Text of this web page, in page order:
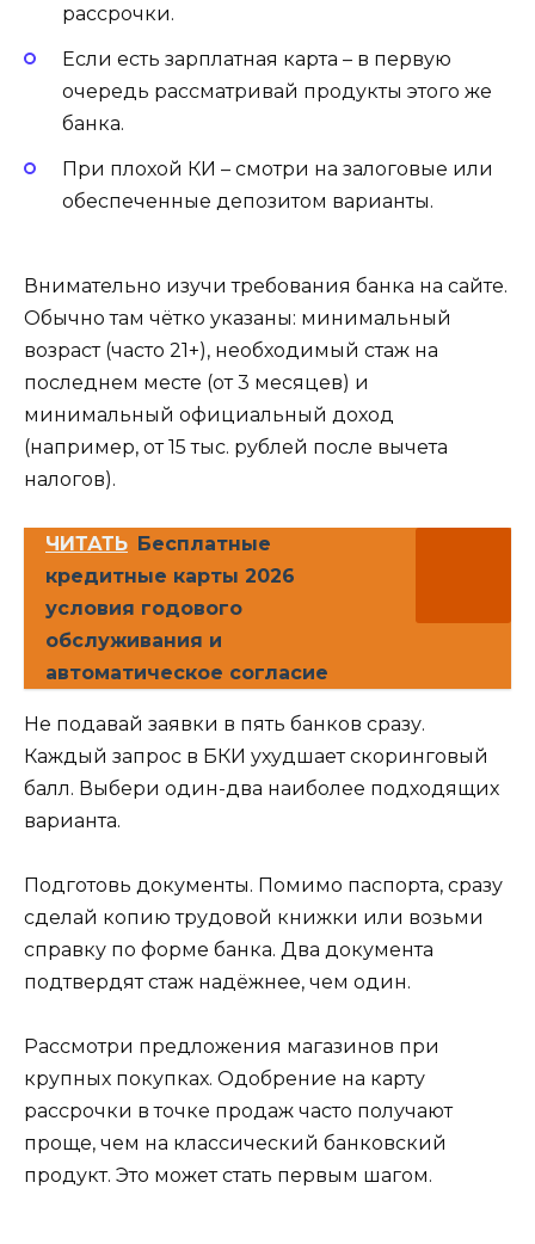
рассрочки.
Если есть зарплатная карта – в первую
очередь рассматривай продукты этого же
банка.
При плохой КИ – смотри на залоговые или
обеспеченные депозитом варианты.
Внимательно изучи требования банка на сайте.
Обычно там чётко указаны: минимальный
возраст (часто 21+), необходимый стаж на
последнем месте (от 3 месяцев) и
минимальный официальный доход
(например, от 15 тыс. рублей после вычета
налогов).
ЧИТАТЬ Бесплатные
кредитные карты 2026
условия годового
обслуживания и
автоматическое согласие
Не подавай заявки в пять банков сразу.
Каждый запрос в БКИ ухудшает скоринговый
балл. Выбери один-два наиболее подходящих
варианта.
Подготовь документы. Помимо паспорта, сразу
сделай копию трудовой книжки или возьми
справку по форме банка. Два документа
подтвердят стаж надёжнее, чем один.
Рассмотри предложения магазинов при
крупных покупках. Одобрение на карту
рассрочки в точке продаж часто получают
проще, чем на классический банковский
продукт. Это может стать первым шагом.